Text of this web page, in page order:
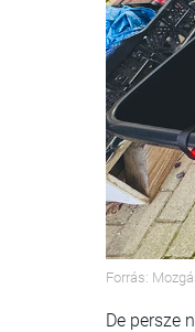
Forrás:
De persze